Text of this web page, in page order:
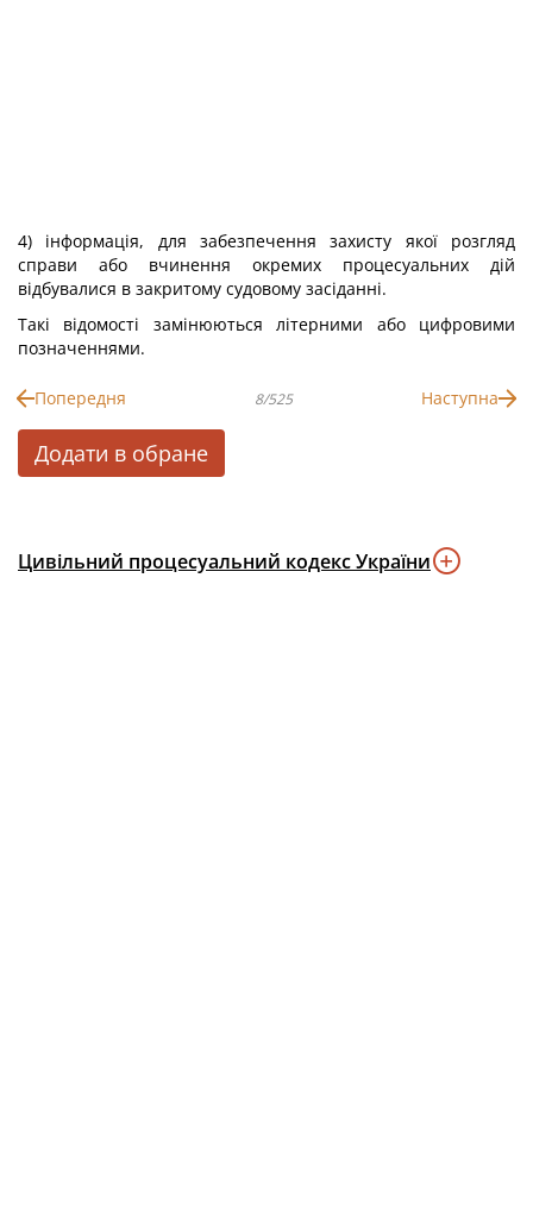
4) інформація, для забезпечення захисту якої розгляд
справи або вчинення окремих процесуальних дій
відбувалися в закритому судовому засіданні.
Такі відомості замінюються літерними або цифровими
позначеннями.
Попередня 8/525 Наступна
Додати в обране
Цивільний процесуальний кодекс України